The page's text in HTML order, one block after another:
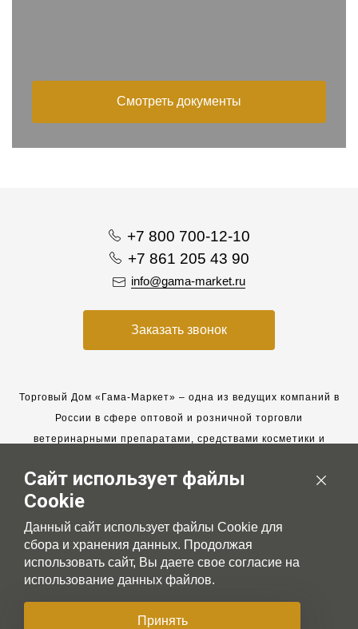
Смотреть документы
+7 800 700-12-10
+7 861 205 43 90
info@gama-market.ru
Заказать звонок
Торговый Дом «Гама-Маркет» – одна из ведущих компаний в
России в сфере оптовой и розничной торговли
ветеринарными препаратами, средствами косметики и
Мы работаем с 2005 года. Мы приглашаем к сотрудничеству
новых клиентов и всегда рассчитываем на взаимовыгодные,
долгосрочные партнерские отношения.
Сайт использует файлы
Cookie
Данный сайт использует файлы Cookie для
сбора и хранения данных. Продолжая
использовать сайт, Вы даете свое согласие на
использование данных файлов.
Принять